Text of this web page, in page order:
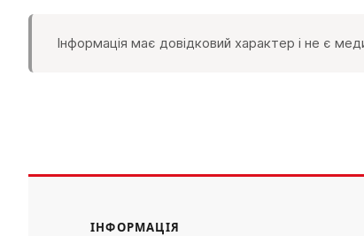
Інформація має довідковий характер і не є
ІНФОРМАЦІЯ